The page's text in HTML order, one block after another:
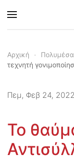
Skip to main
Αρχική Πολυμέσα
τεχνητή
Πεμ, Φεβ 24, 2022
Το